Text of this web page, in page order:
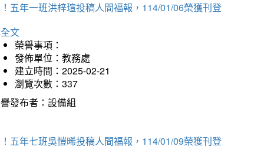
五年一班洪梓瑄投稿人間福報，114/01/06榮獲刊登
文
榮譽事項：
發佈單位：教務處
建立時間：2025-02-21
瀏覽次數：337
發布者：設備組
五年七班吳愷晞投稿人間福報，114/01/09榮獲刊登